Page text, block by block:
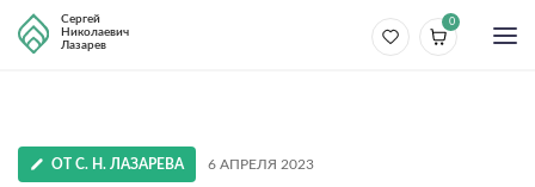
Сергей
Николаевич
Лазарев
0
ОТ С. Н. ЛАЗАРЕВА 6 АПРЕЛЯ 2023